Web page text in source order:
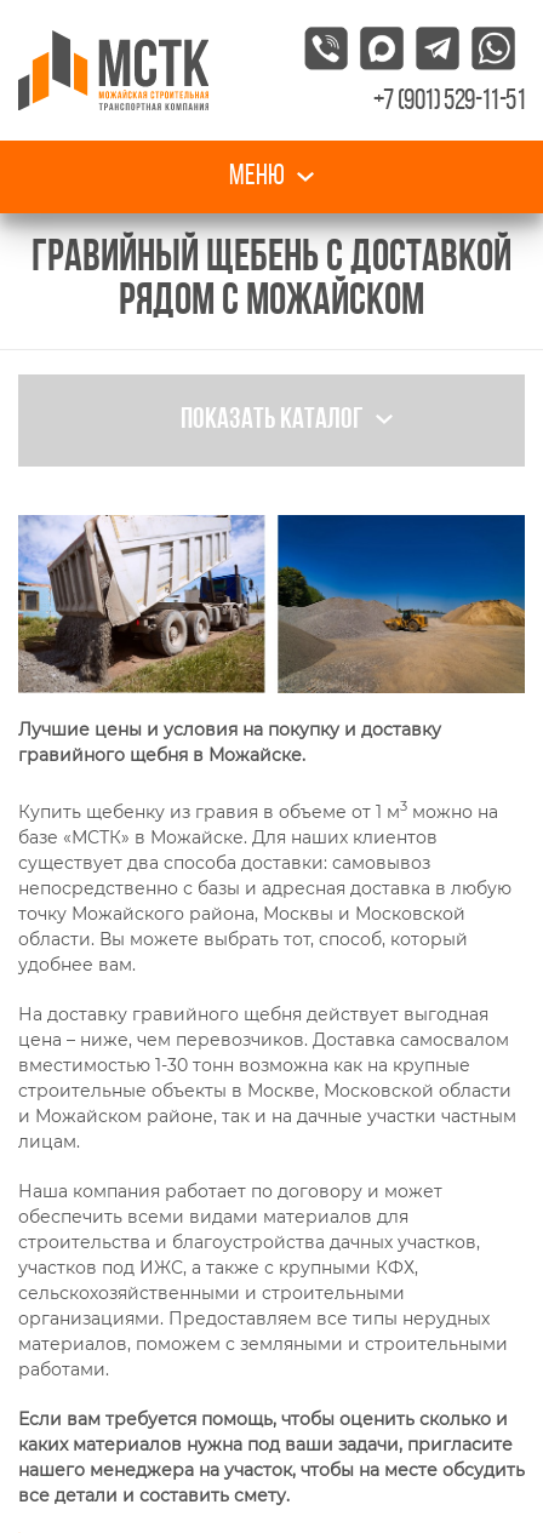
+7 (901) 529-11-51
Меню
ГРАВИЙНЫЙ ЩЕБЕНЬ С ДОСТАВКОЙ
РЯДОМ С МОЖАЙСКОМ
Показать каталог
Лучшие цены и условия на покупку и доставку
гравийного щебня в Можайске.
Купить щебенку из гравия в объеме от 1 м3 можно на
базе «МСТК» в Можайске. Для наших клиентов
существует два способа доставки: самовывоз
непосредственно с базы и адресная доставка в любую
точку Можайского района, Москвы и Московской
области. Вы можете выбрать тот, способ, который
удобнее вам.
На доставку гравийного щебня действует выгодная
цена – ниже, чем перевозчиков. Доставка самосвалом
вместимостью 1-30 тонн возможна как на крупные
строительные объекты в Москве, Московской области
и Можайском районе, так и на дачные участки частным
лицам.
Наша компания работает по договору и может
обеспечить всеми видами материалов для
строительства и благоустройства дачных участков,
участков под ИЖС, а также с крупными КФХ,
сельскохозяйственными и строительными
организациями. Предоставляем все типы нерудных
материалов, поможем с земляными и строительными
работами.
Если вам требуется помощь, чтобы оценить сколько и
каких материалов нужна под ваши задачи, пригласите
нашего менеджера на участок, чтобы на месте обсудить
все детали и составить смету.